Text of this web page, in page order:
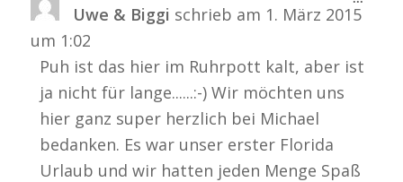
Uwe & Biggi schrieb am 1. März 2015
um 1:02
Puh ist das hier im Ruhrpott kalt, aber ist
ja nicht für lange......:-) Wir möchten uns
hier ganz super herzlich bei Michael
bedanken. Es war unser erster Florida
Urlaub und wir hatten jeden Menge Spaß